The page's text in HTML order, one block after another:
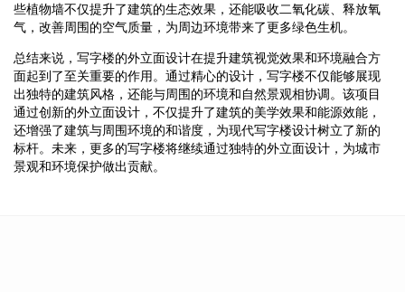
些植物墙不仅提升了建筑的生态效果，还能吸收二氧化碳、释放氧
气，改善周围的空气质量，为周边环境带来了更多绿色生机。
总结来说，写字楼的外立面设计在提升建筑视觉效果和环境融合方
面起到了至关重要的作用。通过精心的设计，写字楼不仅能够展现
出独特的建筑风格，还能与周围的环境和自然景观相协调。该项目
通过创新的外立面设计，不仅提升了建筑的美学效果和能源效能，
还增强了建筑与周围环境的和谐度，为现代写字楼设计树立了新的
标杆。未来，更多的写字楼将继续通过独特的外立面设计，为城市
景观和环境保护做出贡献。